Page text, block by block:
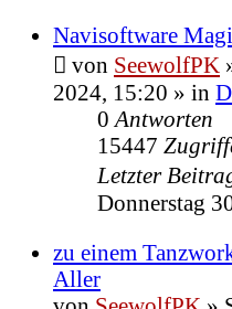
Navisoftware
von SeewolfPK
2024, 15:20 » in
0 Antworten
15447
Letzter
Donnerstag
zu einem
Aller